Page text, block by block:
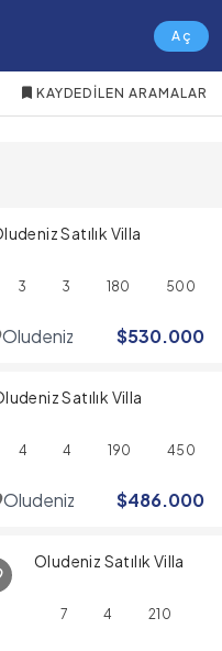
Aç
Villa
KAYDEDILEN ARAMALAR
Satılık Villa
3 3 180 500
Oludeniz $530.000
Satılık Villa
4 4 190 450
Oludeniz $486.000
Oludeniz Satılık Villa
7 4 210